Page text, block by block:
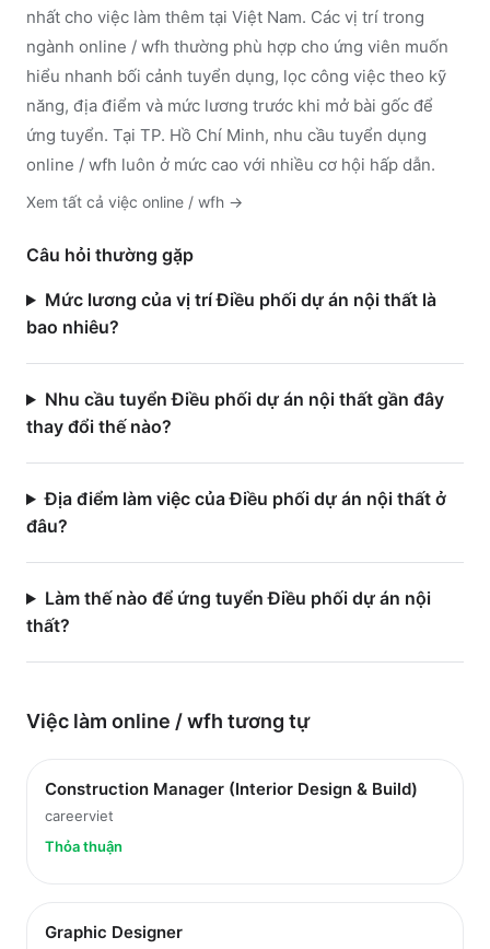
nhất cho việc làm thêm tại Việt Nam. Các vị trí trong
ngành online / wfh thường phù hợp cho ứng viên muốn
hiểu nhanh bối cảnh tuyển dụng, lọc công việc theo kỹ
năng, địa điểm và mức lương trước khi mở bài gốc để
ứng tuyển. Tại TP. Hồ Chí Minh, nhu cầu tuyển dụng
online / wfh luôn ở mức cao với nhiều cơ hội hấp dẫn.
Xem tất cả việc online / wfh →
Câu hỏi thường gặp
Mức lương của vị trí Điều phối dự án nội thất là
bao nhiêu?
Nhu cầu tuyển Điều phối dự án nội thất gần đây
thay đổi thế nào?
Địa điểm làm việc của Điều phối dự án nội thất ở
đâu?
Làm thế nào để ứng tuyển Điều phối dự án nội
thất?
Việc làm online / wfh tương tự
Construction Manager (Interior Design & Build)
careerviet
Thỏa thuận
Graphic Designer